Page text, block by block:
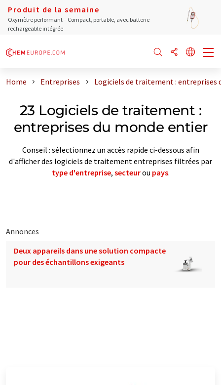
Produit de la semaine
Oxymètre performant – Compact, portable, avec batterie
rechargeable intégrée
Home Entreprises Logiciels de traitement : entreprises
23 Logiciels de traitement :
entreprises du monde entier
Conseil : sélectionnez un accès rapide ci-dessous afin
d'afficher des logiciels de traitement entreprises filtrées par
type d'entreprise, secteurou pays.
Annonces
Deux appareils dans une solution compacte
pour des échantillons exigeants